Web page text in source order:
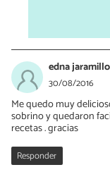
edna jaramillo
30/08/2016
Me quedo muy
sobrino y quedaron
recetas . gracias
Responder